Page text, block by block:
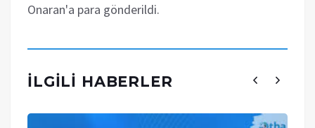
Onaran'a para gönderildi.
İLGILI HABERLER